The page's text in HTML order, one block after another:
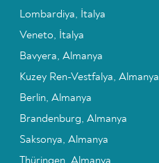
Lombardiya, İtalya
Veneto, İtalya
Bavyera, Almanya
Kuzey Ren-Vestfalya, Almanya
Berlin, Almanya
Brandenburg, Almanya
Saksonya, Almanya